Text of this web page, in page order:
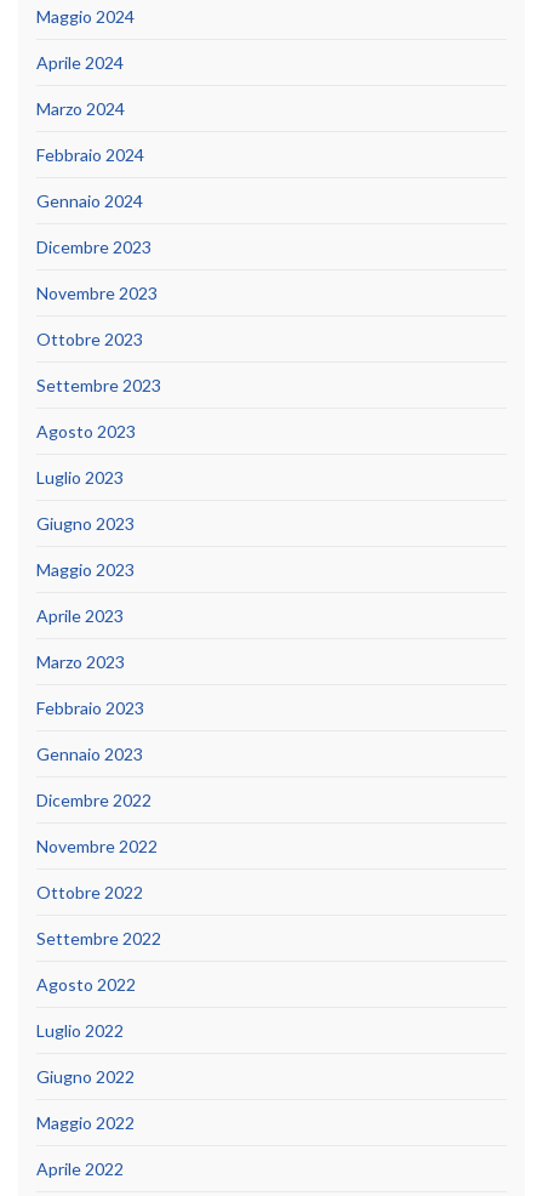
Maggio 2024
Aprile 2024
Marzo 2024
Febbraio 2024
Gennaio 2024
Dicembre 2023
Novembre 2023
Ottobre 2023
Settembre 2023
Agosto 2023
Luglio 2023
Giugno 2023
Maggio 2023
Aprile 2023
Marzo 2023
Febbraio 2023
Gennaio 2023
Dicembre 2022
Novembre 2022
Ottobre 2022
Settembre 2022
Agosto 2022
Luglio 2022
Giugno 2022
Maggio 2022
Aprile 2022